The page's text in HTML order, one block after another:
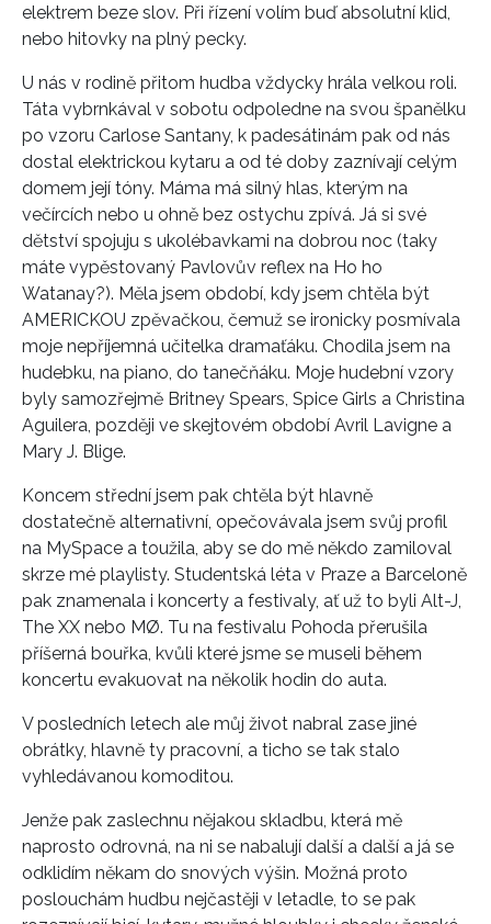
elektrem beze slov. Při řízení volím buď absolutní klid,
nebo hitovky na plný pecky.
U nás v rodině přitom hudba vždycky hrála velkou roli.
Táta vybrnkával v sobotu odpoledne na svou španělku
po vzoru Carlose Santany, k padesátinám pak od nás
dostal elektrickou kytaru a od té doby zaznívají celým
domem její tóny. Máma má silný hlas, kterým na
večírcích nebo u ohně bez ostychu zpívá. Já si své
dětství spojuju s ukolébavkami na dobrou noc (taky
máte vypěstovaný Pavlovův reflex na Ho ho
Watanay?). Měla jsem období, kdy jsem chtěla být
AMERICKOU zpěvačkou, čemuž se ironicky posmívala
moje nepříjemná učitelka dramaťáku. Chodila jsem na
hudebku, na piano, do tanečňáku. Moje hudební vzory
byly samozřejmě Britney Spears, Spice Girls a Christina
Aguilera, později ve skejtovém období Avril Lavigne a
Mary J. Blige.
Koncem střední jsem pak chtěla být hlavně
dostatečně alternativní, opečovávala jsem svůj profil
na MySpace a toužila, aby se do mě někdo zamiloval
skrze mé playlisty. Studentská léta v Praze a Barceloně
pak znamenala i koncerty a festivaly, ať už to byli Alt-J,
The XX nebo MØ. Tu na festivalu Pohoda přerušila
příšerná bouřka, kvůli které jsme se museli během
koncertu evakuovat na několik hodin do auta.
V posledních letech ale můj život nabral zase jiné
obrátky, hlavně ty pracovní, a ticho se tak stalo
vyhledávanou komoditou.
Jenže pak zaslechnu nějakou skladbu, která mě
naprosto odrovná, na ni se nabalují další a další a já se
odklidím někam do snových výšin. Možná proto
poslouchám hudbu nejčastěji v letadle, to se pak